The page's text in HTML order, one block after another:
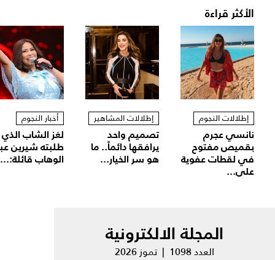
الأكثر قراءة
إطلالات النجوم
نانسي عجرم
بقميص مفتوح
في لقطات عفوية
على...
إطلالات المشاهير
تصميم واحد
يرافقها دائماً.. ما
هو سر الخيار...
أخبار النجوم
لغز الشاب الذي
طلبته شيرين
الوهاب قائلة:...
المجلة الالكترونية
العدد 1098 | تموز 2026